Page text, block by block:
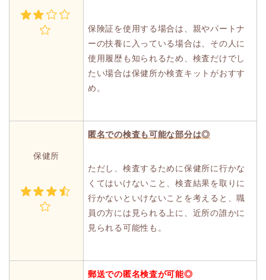
保険証を使用する場合は、親やパートナ
ーの扶養に入っている場合は、その人に
使用履歴も知られるため、検査だけでし
たい場合は保健所か検査キットがおすす
め。
保健所
匿名での検査も可能な部分は◎
ただし、検査するために保健所に行かな
くてはいけないこと、検査結果を取りに
行かないといけないことを考えると、職
員の方には見られる上に、近所の誰かに
見られる可能性も。
郵送での匿名検査が可能◎